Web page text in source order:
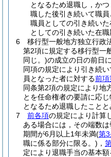
となるため退職し，か
職した後引き続いて職
職員としての引き続い
としての引き続いた在
6
移行型一般地方独立行政
第2項に規定する移行型一
同じ。)の成立の日の前日
同項の規定により引き続
員となった者に対する前項
同条第2項の規定により地
とを任命権者の要請に応
となるため退職したことと
7
前各項の規定により計算
ある場合には，その端数は
期間が6月以上1年未満(第
職に係る部分に限る。) ，
定により退職手当の基本